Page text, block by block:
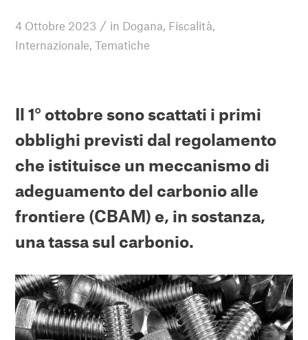
4 Ottobre 2023 / in Dogana, Fiscalità,
Internazionale,Tematiche
Il 1° ottobre sono scattati i primi
obblighi previsti dal regolamento
che istituisce un meccanismo di
adeguamento del carbonio alle
frontiere (CBAM) e, in sostanza,
una tassa sul carbonio.